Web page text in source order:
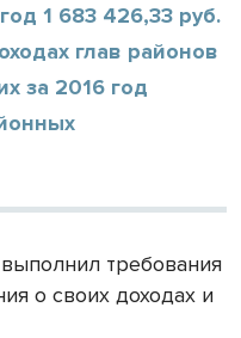
1 683 426,33 руб.
глав районов
за 2016 год
требования
о своих доходах и